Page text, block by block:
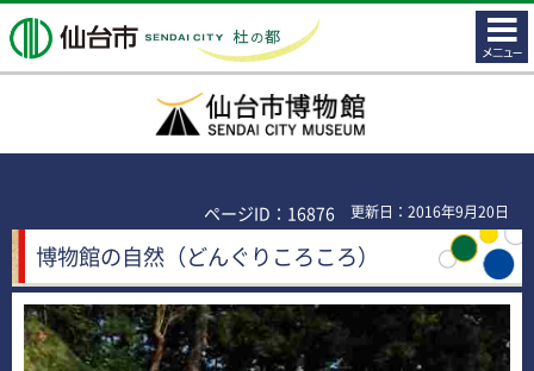
仙台市
コンテ
ンツメ
ニュー
仙台市博物館
ページID：16876 更新日：2016年9月20日
博物館の自然（どんぐりころころ）